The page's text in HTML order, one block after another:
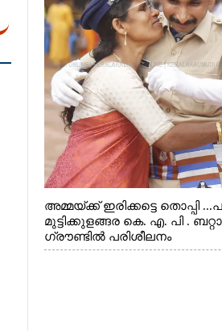
അമ്മയ്ക്ക് ഇരിക്കട്ടെ തൊപ്പി
മുട്ടിക്കുളങ്ങര കെ. എ. പി .
ഗ്രൗണ്ടിൽ പരിശീലനം